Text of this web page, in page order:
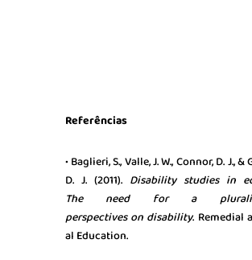
Referências
• Baglieri, S., Valle, J. W., Connor, D. J.,
D. J. (2011). Disability studiesin
The needfor a
perspectivesondisability. Remedial
al Education.